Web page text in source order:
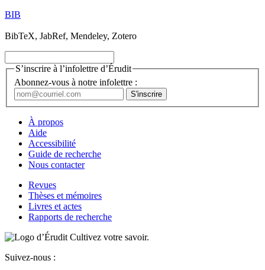
BIB
BibTeX, JabRef, Mendeley, Zotero
S’inscrire à l’infolettre d’Érudit
Abonnez-vous à notre infolettre :
À propos
Aide
Accessibilité
Guide de recherche
Nous contacter
Revues
Thèses et mémoires
Livres et actes
Rapports de recherche
Cultivez votre savoir.
Suivez-nous :